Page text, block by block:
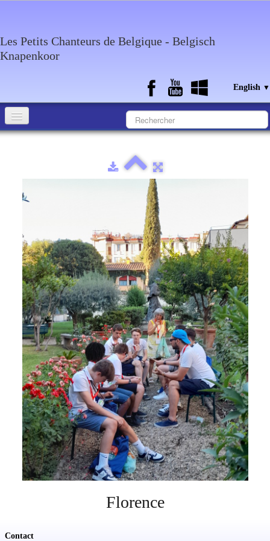
Les Petits Chanteurs de Belgique - Belgisch
Knapenkoor
English ▼
Discography
Contact
Soutien
Sponsoring
Events
Florence
Contact